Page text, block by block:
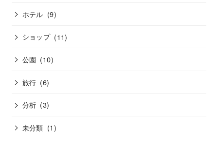
ホテル (9)
ショップ (11)
公園 (10)
旅行 (6)
分析 (3)
未分類 (1)